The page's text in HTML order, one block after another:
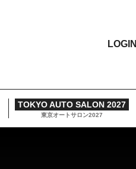
LOGIN
TOKYO AUTO SALON 2027
東京オートサロン2027